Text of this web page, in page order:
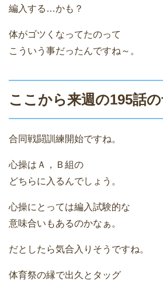
編入する…かも？
体がゴツくなってたのって
こういう事だったんですね～。
ここから来週の195話の
合同戦闘訓練開始ですね。
心操はＡ，Ｂ組の
どちらに入るんでしょう。
心操にとっては編入試験的な
意味合いもあるのかなぁ。
だとしたら気合入りそうですね。
体育祭の縁で出久とタッグ